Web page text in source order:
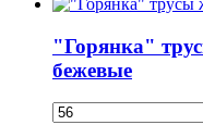
"Горянка"
бежевые